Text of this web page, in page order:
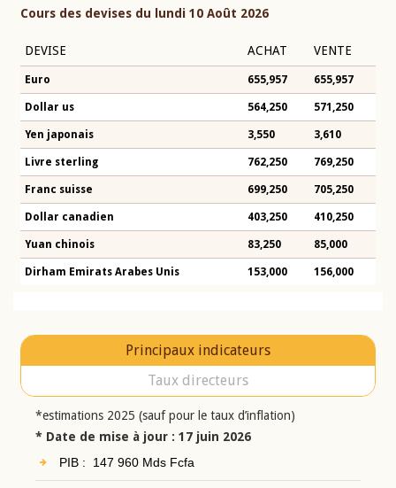
Cours des devises du lundi 10 Août 2026
DEVISE ACHAT VENTE
Euro 655,957 655,957
Dollar us 564,250 571,250
Yen japonais 3,550 3,610
Livre sterling 762,250 769,250
Franc suisse 699,250 705,250
Dollar canadien 403,250 410,250
Yuan chinois 83,250 85,000
Dirham Emirats Arabes Unis 153,000 156,000
Principaux indicateurs
Taux directeurs
*estimations 2025 (sauf pour le taux d’inflation)
* Date de mise à jour : 17 juin 2026
PIB : 147 960 Mds Fcfa